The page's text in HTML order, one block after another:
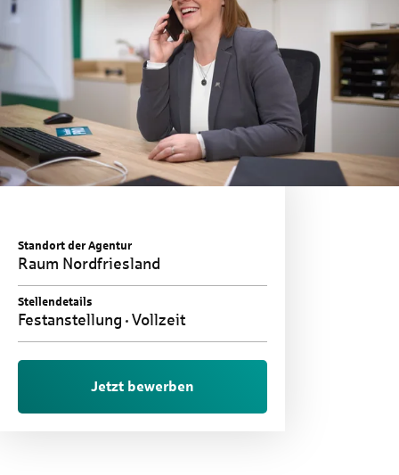
Standort der Agentur
Raum Nordfriesland
Stellendetails
Festanstellung Vollzeit
Jetzt bewerben